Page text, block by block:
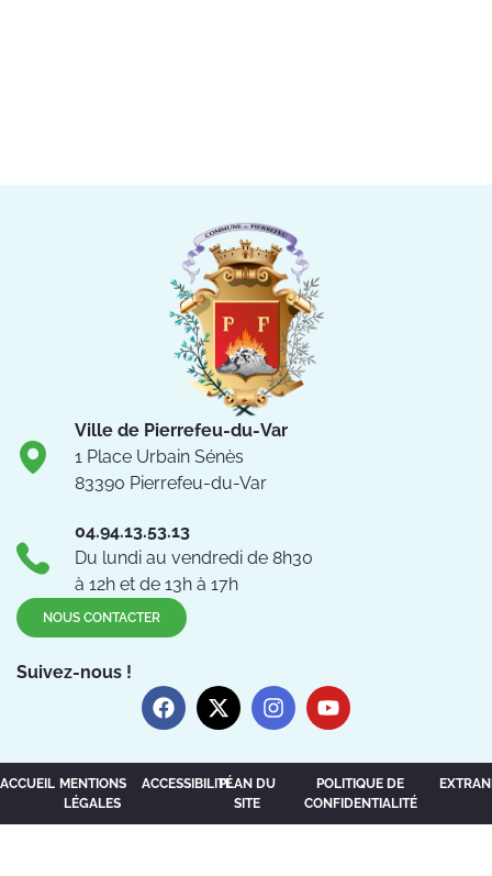
Ville de Pierrefeu-du-Var
1 Place Urbain Sénès
83390 Pierrefeu-du-Var
04.94.13.53.13
Du lundi au vendredi de 8h30
à 12h et de 13h à 17h
NOUS CONTACTER
Suivez-nous !
ACCUEIL MENTIONS
LÉGALES
ACCESSIBILITÉPLAN DU
SITE
POLITIQUE DE
CONFIDENTIALITÉ